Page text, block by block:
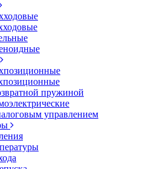
пружиной
управлением